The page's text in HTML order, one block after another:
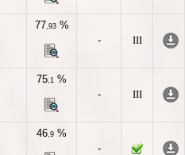
77,93%
-
III
75,1 %
-
III
46,9 %
-